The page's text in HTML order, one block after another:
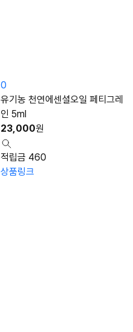
0
유기농 천연에센셜오일 페티그레
인 5ml
23,000원
적립금 460
상품링크